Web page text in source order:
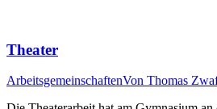
Theater
ArbeitsgemeinschaftenVon Thomas